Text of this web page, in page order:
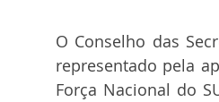
O Conselho das
representado pela
Força Nacional do